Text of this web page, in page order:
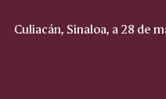
Culiacán, Sinaloa, a 28 de